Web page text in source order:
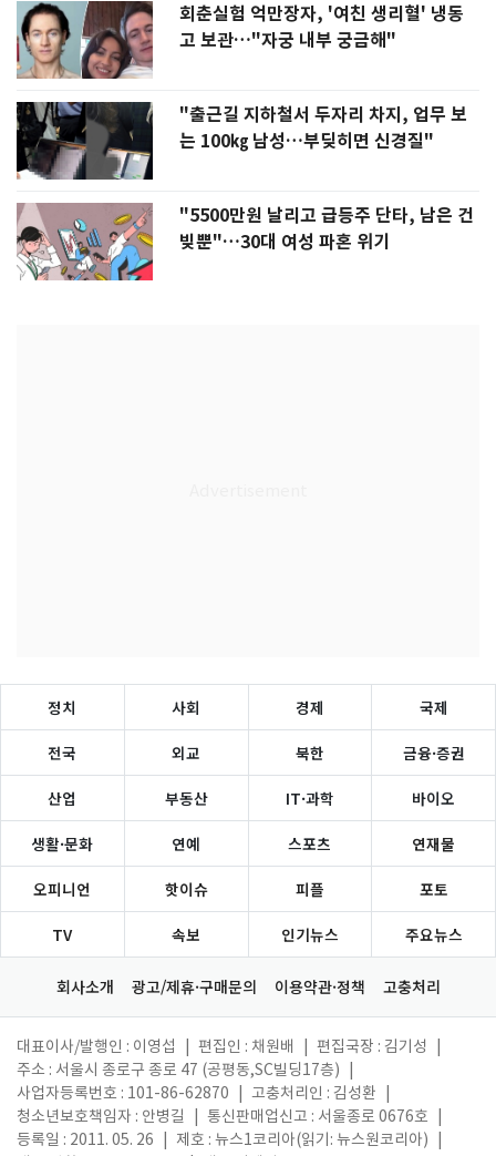
회춘실험 억만장자, '여친 생리혈' 냉동
고 보관…"자궁 내부 궁금해"
"출근길 지하철서 두자리 차지, 업무 보
는 100㎏ 남성…부딪히면 신경질"
"5500만원 날리고 급등주 단타, 남은 건
빚뿐"…30대 여성 파혼 위기
정치 사회 경제 국제
전국 외교 북한 금융·증권
산업 부동산 IT·과학 바이오
생활·문화 연예 스포츠 연재물
오피니언 핫이슈 피플 포토
TV 속보 인기뉴스 주요뉴스
회사소개 광고/제휴·구매문의 이용약관·정책 고충처리
대표이사/발행인 : 이영섭 편집인 : 채원배 편집국장 : 김기성
주소 : 서울시 종로구 종로 47 (공평동,SC빌딩17층)
사업자등록번호 : 101-86-62870
고충처리인 : 김성환
청소년보호책임자 : 안병길
통신판매업신고 : 서울종로 0676호
등록일 : 2011. 05. 26
제호 : 뉴스1코리아(읽기: 뉴스원코리아)